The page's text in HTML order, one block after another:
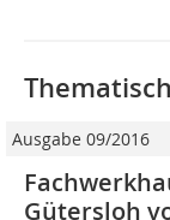
Ausgabe 09/2016
Gütersloh